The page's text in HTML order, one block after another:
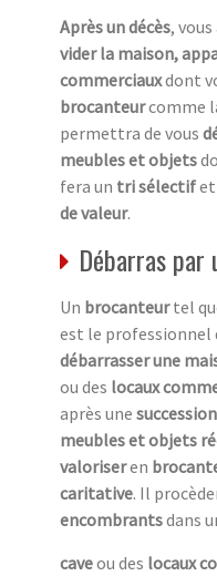
Après un décès,
vider la maison,
commerciauxdont
brocanteurcomme
permettra de vous
meubles et objets
fera un tri sélectif
de valeur.
Débarras par
Un brocanteurtel
est le professionnel
débarrasser une
ou des locaux
après une succession
meubles et objets
valoriseren
caritative. Il
encombrantsdans
caveou des locaux